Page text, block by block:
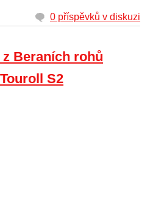
0 příspěvků v diskuzi
Beraních rohů
S2